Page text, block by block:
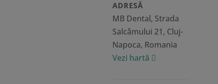
ADRESĂ
MB Dental, Strada
Salcâmului 21, Cluj-
Napoca, Romania
Vezi hartă